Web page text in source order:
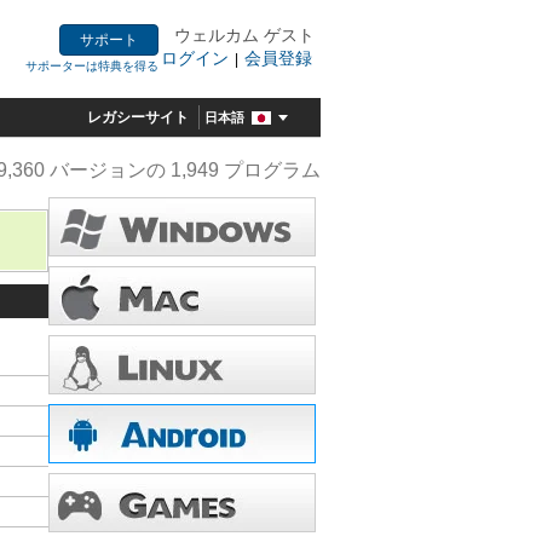
サポート
サポーターは特典を得る
ウェルカム ゲスト
ログイン | 会員登録
レガシーサイト 日本語
バージョンの 1,949 プログラム